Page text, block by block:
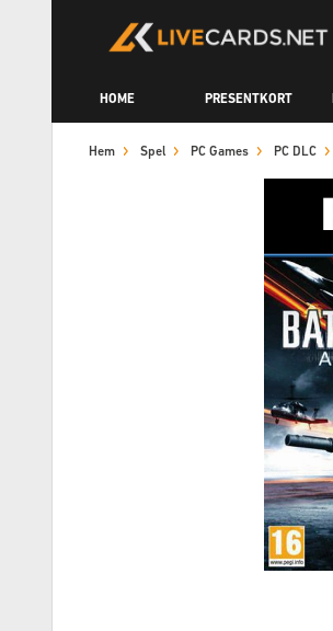
HOME PRESENTKORT
Hem Spel PC Games PC DLC